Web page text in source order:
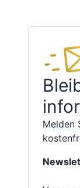
Melden